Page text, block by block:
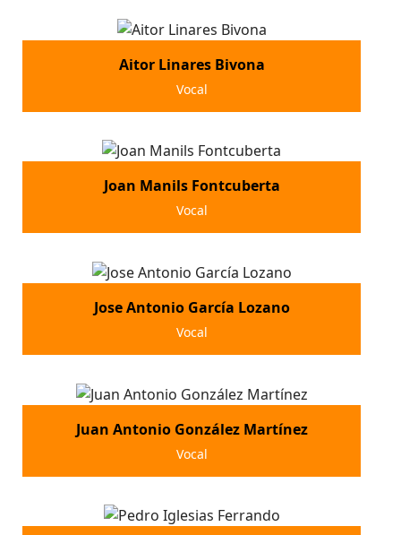
Aitor Linares Bivona
Vocal
Joan Manils Fontcuberta
Vocal
Jose Antonio García Lozano
Vocal
Juan Antonio González Martínez
Vocal